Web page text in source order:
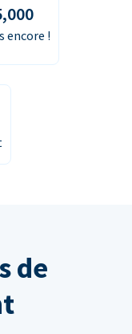
encore !
de